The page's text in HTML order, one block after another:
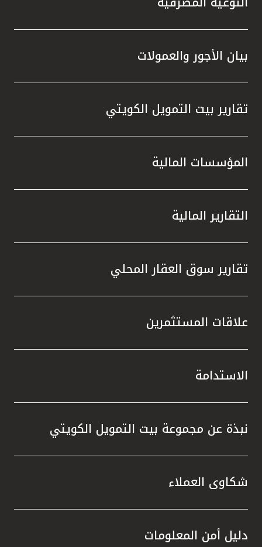
بيان الأجور والعمولات
تقارير بيت التمويل الكويتي
المؤسسات المالية
التقارير المالية
تقارير سوق العقار المحلي
علاقات المستثمرين
الاستدامة
نبذة عن مجموعة بيت التمويل الكويتي
شكاوى العملاء
دليل أمن المعلومات